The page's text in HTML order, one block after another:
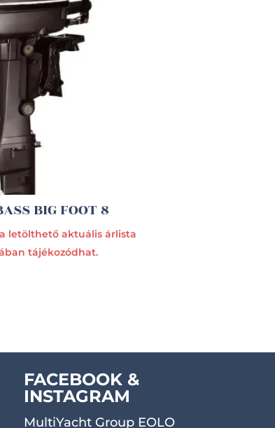
BIG FOOT 8
letölthető aktuális árlista
tájékozódhat.
FACEBOOK &
INSTAGRAM
MultiYacht Group EOLO